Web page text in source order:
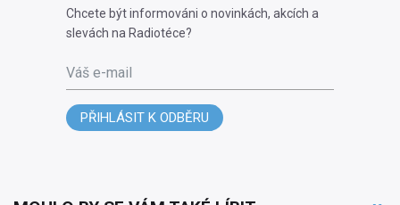
Chcete být informováni o novinkách, akcích a
slevách na Radiotéce?
Váš e-mail
PŘIHLÁSIT K ODBĚRU